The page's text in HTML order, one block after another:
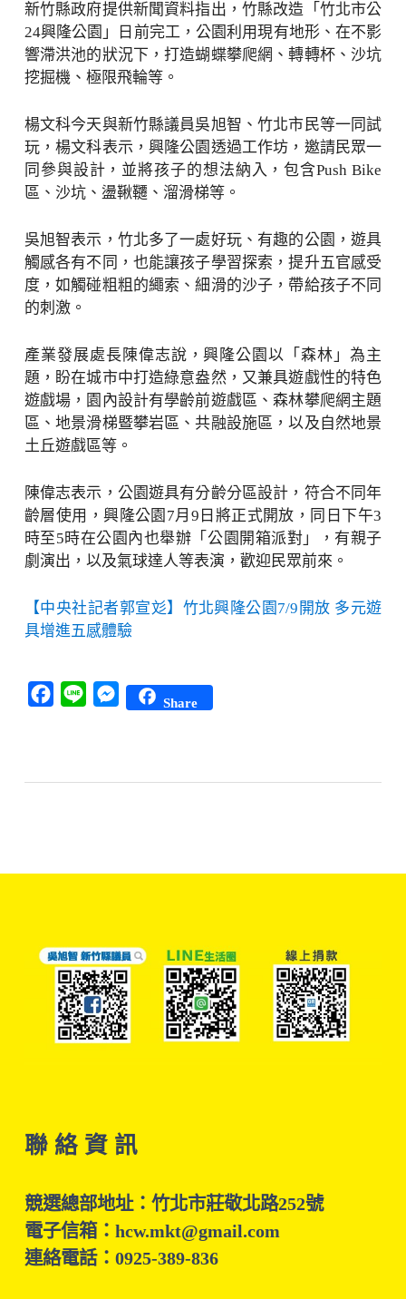
新竹縣政府提供新聞資料指出，竹縣改造「竹北市公
24興隆公園」日前完工，公園利用現有地形、在不影
響滯洪池的狀況下，打造蝴蝶攀爬網、轉轉杯、沙坑
挖掘機、極限飛輪等。
楊文科今天與新竹縣議員吳旭智、竹北市民等一同試
玩，楊文科表示，興隆公園透過工作坊，邀請民眾一
同參與設計，並將孩子的想法納入，包含Push Bike
區、沙坑、盪鞦韆、溜滑梯等。
吳旭智表示，竹北多了一處好玩、有趣的公園，遊具
觸感各有不同，也能讓孩子學習探索，提升五官感受
度，如觸碰粗粗的繩索、細滑的沙子，帶給孩子不同
的刺激。
產業發展處長陳偉志說，興隆公園以「森林」為主
題，盼在城市中打造綠意盎然，又兼具遊戲性的特色
遊戲場，園內設計有學齡前遊戲區、森林攀爬網主題
區、地景滑梯暨攀岩區、共融設施區，以及自然地景
土丘遊戲區等。
陳偉志表示，公園遊具有分齡分區設計，符合不同年
齡層使用，興隆公園7月9日將正式開放，同日下午3
時至5時在公園內也舉辦「公園開箱派對」，有親子
劇演出，以及氣球達人等表演，歡迎民眾前來。
【中央社記者郭宣彣】竹北興隆公園7/9開放 多元遊
具增進五感體驗
Facebook
Line Messenger
Share
聯 絡 資 訊
競選總部地址：竹北市莊敬北路252號
電子信箱：hcw.mkt@gmail.com
連絡電話：0925-389-836